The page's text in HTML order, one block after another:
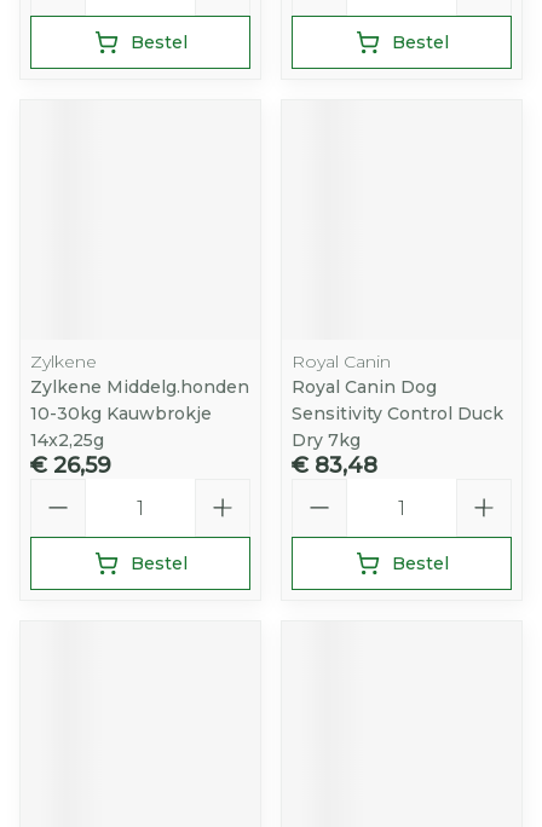
Bestel Bestel
Zylkene
Zylkene Middelg.honden
10-30kg Kauwbrokje
14x2,25g
€ 26,59
Bestel
Royal Canin
Royal Canin Dog
Sensitivity Control Duck
Dry 7kg
€ 83,48
Bestel